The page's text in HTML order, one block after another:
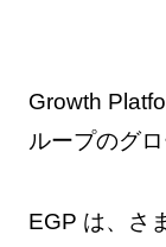
Growth
ループのグ
EGP は、さ